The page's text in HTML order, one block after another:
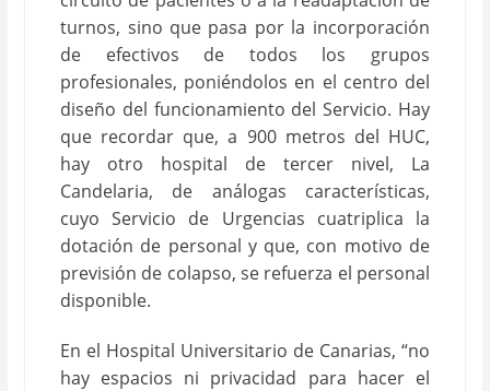
turnos, sino que pasa por la incorporación
de efectivos de todos los grupos
profesionales, poniéndolos en el centro del
diseño del funcionamiento del Servicio. Hay
que recordar que, a 900 metros del HUC,
hay otro hospital de tercer nivel, La
Candelaria, de análogas características,
cuyo Servicio de Urgencias cuatriplica la
dotación de personal y que, con motivo de
previsión de colapso, se refuerza el personal
disponible.
En el Hospital Universitario de Canarias, “no
hay espacios ni privacidad para hacer el